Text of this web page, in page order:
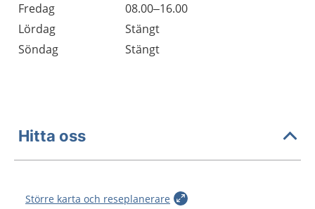
Fredag
08.00–16.00
Lördag
Stängt
Söndag
Stängt
Hitta oss
Större karta och reseplanerare